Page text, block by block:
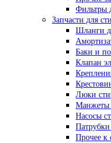
Фильтры
Запчасти для
Шланги
Баки и
Клапан
Люки
Манжеты
Насосы
Прочее к